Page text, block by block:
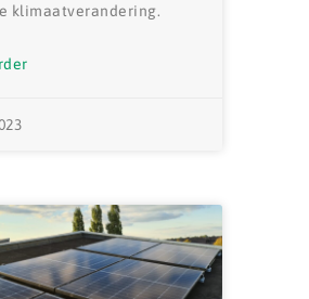
klimaatverandering.